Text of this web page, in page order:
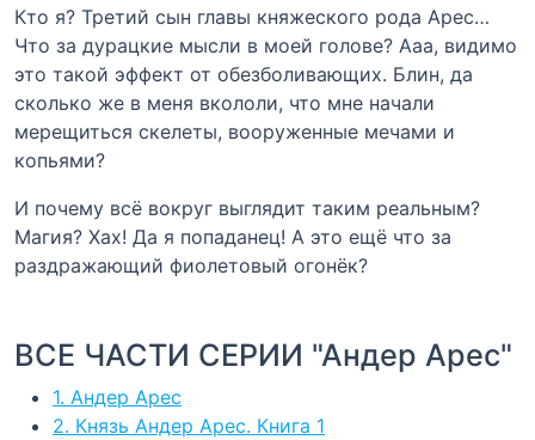
Кто я? Третий сын главы княжеского рода Арес…
Что за дурацкие мысли в моей голове? Ааа, видимо
это такой эффект от обезболивающих. Блин, да
сколько же в меня вкололи, что мне начали
мерещиться скелеты, вооруженные мечами и
копьями?
И почему всё вокруг выглядит таким реальным?
Магия? Хах! Да я попаданец! А это ещё что за
раздражающий фиолетовый огонёк?
ВСЕ ЧАСТИ СЕРИИ "Андер Арес"
1. Андер Арес
2. Князь Андер Арес. Книга 1